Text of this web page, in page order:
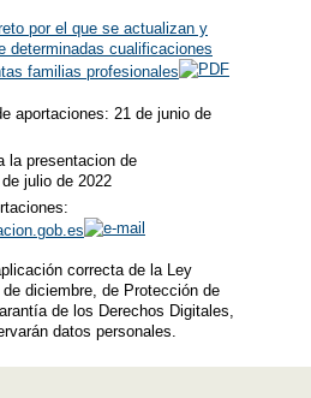
por el que se actualizan y
determinadas cualificaciones
familias profesionales
aportaciones: 21 de junio de
la presentacion de
julio de 2022
correcta de la Ley
diciembre, de Protección de
de los Derechos Digitales,
datos personales.